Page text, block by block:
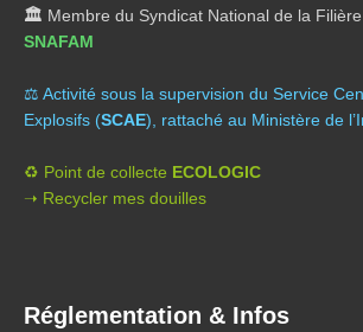
🏛️ Membre du Syndicat National de la
SNAFAM
⚖️ Activité sous la supervision du Service
Explosifs (SCAE), rattaché au Ministère de
♻️ Point de collecte ECOLOGIC
➝ Recycler mes douilles
Réglementation & Infos